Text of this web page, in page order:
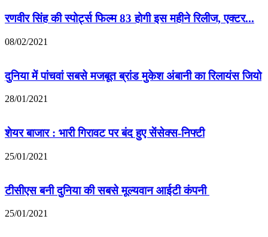
रणवीर सिंह की स्पोर्ट्स फिल्म 83 होगी इस महीने रिलीज, एक्टर...
08/02/2021
दुनिया में पांचवां सबसे मजबूत ब्रांड मुकेश अंबानी का रिलायंस जियो
28/01/2021
शेयर बाजार : भारी गिरावट पर बंद हुए सेंसेक्स-निफ्टी
25/01/2021
टीसीएस बनी दुनिया की सबसे मूल्यवान आईटी कंपनी
25/01/2021